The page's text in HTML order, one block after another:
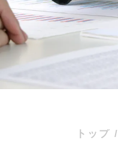
経営支援
トップ /